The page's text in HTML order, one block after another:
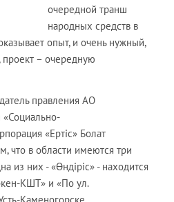
очередной транш
народных средств в
опыт, и очень нужный,
– очередную
правления АО
«Ертіс» Болат
что в области имеются три
из них - «Өндіріс» - находится
КШТ» и «По ул.